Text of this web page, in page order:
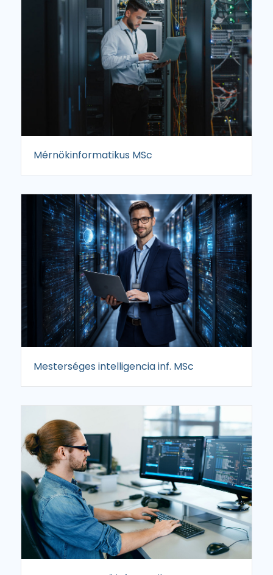
Mérnökinformatikus MSc
Mesterséges intelligencia inf. MSc